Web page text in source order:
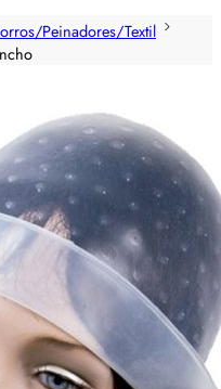
Peinadores/Textil